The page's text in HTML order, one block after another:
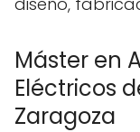
Máster en
Eléctricos
Zaragoza